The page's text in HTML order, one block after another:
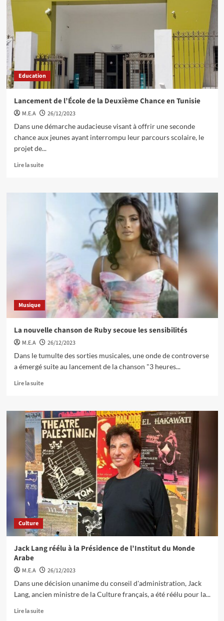
Education
Lancement de l’École de la Deuxième Chance en Tunisie
M.E.A
26/12/2023
Dans une démarche audacieuse visant à offrir une seconde
chance aux jeunes ayant interrompu leur parcours scolaire, le
projet de...
Lire la suite
Musique
La nouvelle chanson de Ruby secoue les sensibilités
M.E.A
26/12/2023
Dans le tumulte des sorties musicales, une onde de controverse
a émergé suite au lancement de la chanson "3 heures...
Lire la suite
Culture
Jack Lang réélu à la Présidence de l’Institut du Monde
Arabe
M.E.A
26/12/2023
Dans une décision unanime du conseil d'administration, Jack
Lang, ancien ministre de la Culture français, a été réélu pour la...
Lire la suite